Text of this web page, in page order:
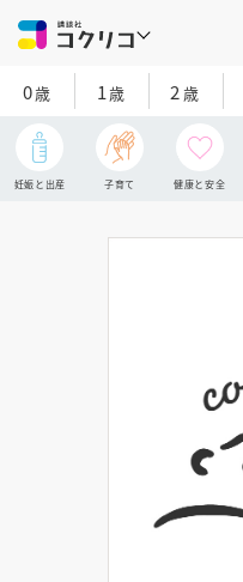
0歳 1歳 2 歳
妊娠と出産 子育て 健康と安全